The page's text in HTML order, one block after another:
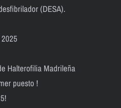
(DESA).
Halterofilia Madrileña
puesto !